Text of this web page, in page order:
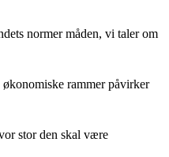
normer måden, vi taler om
rammer påvirker
stor den skal være